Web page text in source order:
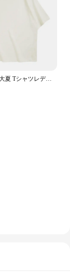
WAVLATII 特大夏 Tシャツレディースメンズブラウンカジュアル女性韓国ストリート Tシャツユニセックスベーシックソリッドヤングクールトップス